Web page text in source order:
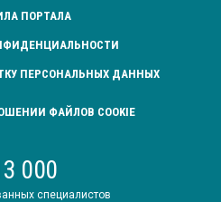
ПОРТАЛА
ПЕРСОНАЛЬНЫХ ДАННЫХ
ФАЙЛОВ COOKIE
000
специалистов